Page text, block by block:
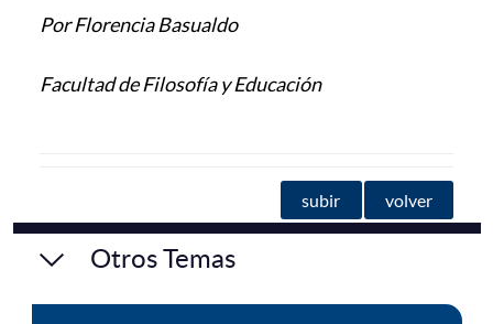
Por Florencia Basualdo
Facultad de Filosofía y Educación
subir volver
Otros Temas